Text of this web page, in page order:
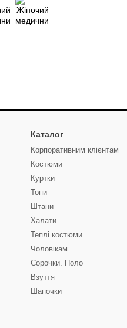
Каталог
Корпоративним клієнтам
Костюми
Куртки
Топи
Штани
Халати
Теплі костюми
Чоловікам
Сорочки. Поло
Взуття
Шапочки